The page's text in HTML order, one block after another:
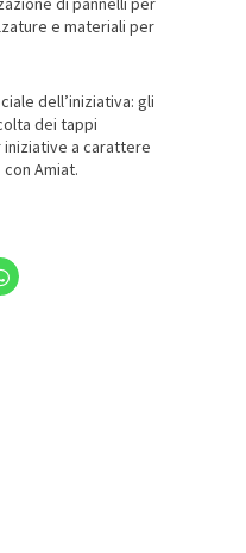
e materiali per
dell’iniziativa: gli
dei tappi
a carattere
Amiat.
Fai
clic